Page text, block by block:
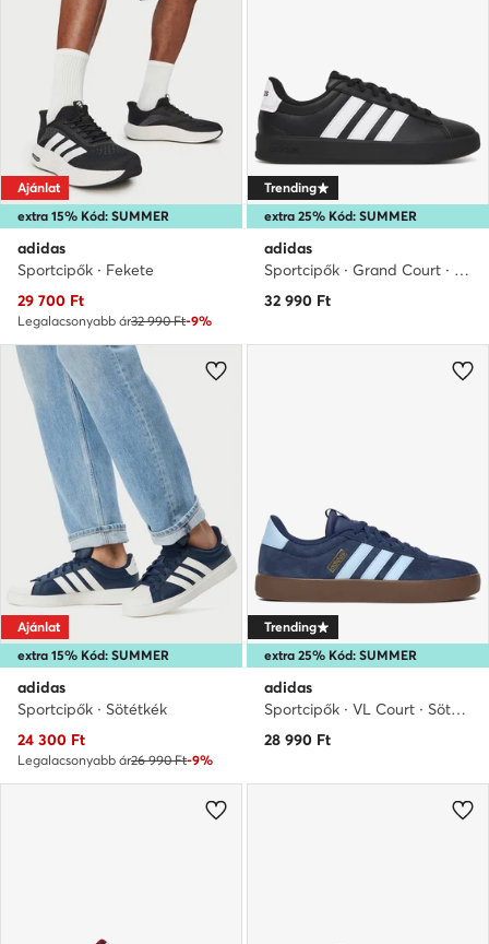
extra 15% Kód: SUMMER
Ajánlat
adidas
Sportcipők · Fekete
Aktuális ár
29 700 Ft
Legalacsonyabb ár32 990 Ft-9%
extra 25% Kód: SUMMER
Trending
adidas
Sportcipők · Grand Court · Fekete
32 990 Ft
extra 15% Kód: SUMMER
Ajánlat
adidas
Sportcipők · Sötétkék
Aktuális ár
24 300 Ft
Legalacsonyabb ár26 990 Ft-9%
extra 25% Kód: SUMMER
Trending
adidas
Sportcipők · VL Court · Sötétkék
28 990 Ft